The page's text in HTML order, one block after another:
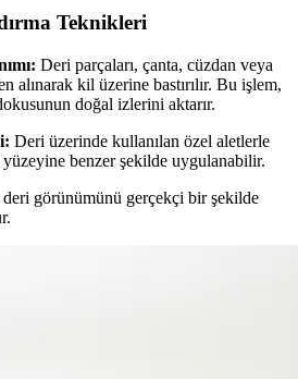
Teknikleri
Deri parçaları, çanta, cüzdan veya
alınarak kil üzerine bastırılır. Bu işlem,
doğal izlerini aktarır.
Deri üzerinde kullanılan özel aletlerle
yüzeyine benzer şekilde uygulanabilir.
görünümünü gerçekçi bir şekilde